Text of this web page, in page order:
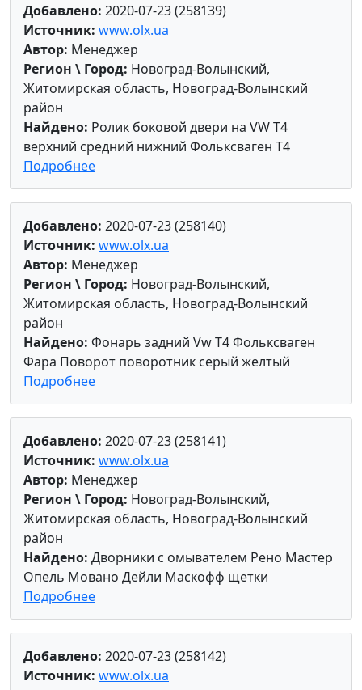
Добавлено: 2020-07-23 (258139)
Источник: www.olx.ua
Автор: Менеджер
Регион \ Город: Новоград-Волынский,
Житомирская область, Новоград-Волынский
район
Найдено: Ролик боковой двери на VW T4
верхний средний нижний Фольксваген Т4
Подробнее
Добавлено: 2020-07-23 (258140)
Источник: www.olx.ua
Автор: Менеджер
Регион \ Город: Новоград-Волынский,
Житомирская область, Новоград-Волынский
район
Найдено: Фонарь задний Vw Т4 Фольксваген
Фара Поворот поворотник серый желтый
Подробнее
Добавлено: 2020-07-23 (258141)
Источник: www.olx.ua
Автор: Менеджер
Регион \ Город: Новоград-Волынский,
Житомирская область, Новоград-Волынский
район
Найдено: Дворники с омывателем Рено Мастер
Опель Мовано Дейли Маскофф щетки
Подробнее
Добавлено: 2020-07-23 (258142)
Источник: www.olx.ua